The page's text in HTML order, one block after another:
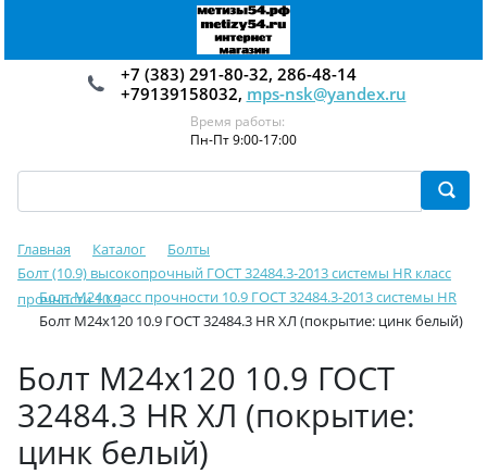
+7 (383) 291-80-32, 286-48-14
+79139158032, mps-nsk@yandex.ru
Время работы:
Пн-Пт 9:00-17:00
Главная Каталог
Болты
Болт (10.9) высокопрочный ГОСТ 32484.3-2013 системы HR класс
прочности 10.9
Болт М24 класс прочности 10.9 ГОСТ 32484.3-2013 системы HR
Болт М24х120 10.9 ГОСТ 32484.3 HR ХЛ (покрытие: цинк белый)
Болт М24х120 10.9 ГОСТ
32484.3 HR ХЛ (покрытие:
цинк белый)